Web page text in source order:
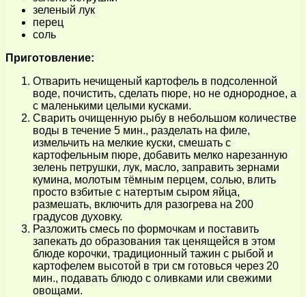
зеленый лук
перец
соль
Приготовление:
Отварить нечищеный картофель в подсоленной
воде, почистить, сделать пюре, но не однородное, а
с маленькими целыми кусками.
Сварить очищенную рыбу в небольшом количестве
воды в течение 5 мин., разделать на филе,
измельчить на мелкие куски, смешать с
картофельным пюре, добавить мелко нарезанную
зелень петрушки, лук, масло, заправить зернами
кумина, молотым тёмным перцем, солью, влить
просто взбитые с натертым сыром яйца,
размешать, включить для разогрева на 200
градусов духовку.
Разложить смесь по формочкам и поставить
запекать до образования так ценящейся в этом
блюде корочки, традиционный тажин с рыбой и
картофелем высотой в три см готовься через 20
мин., подавать блюдо с оливками или свежими
овощами.